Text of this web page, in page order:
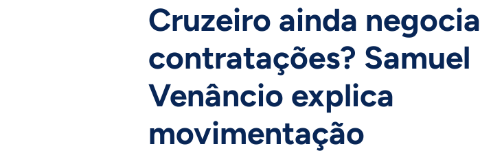
Cruzeiro ainda negocia
contratações? Samuel
Venâncio explica
movimentação